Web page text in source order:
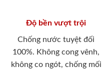
Độ bền vượt trội
Chống nước tuyệt đối
100%. Không cong vênh,
không co ngót, chống mối